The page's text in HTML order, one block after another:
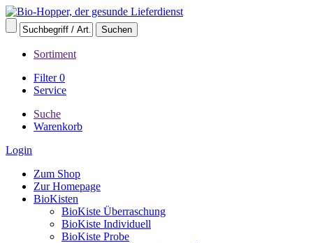
Sortiment
Filter0
Service
Suche
Warenkorb
Login
Zum Shop
Zur Homepage
BioKisten
BioKiste Überraschung
BioKiste Individuell
BioKiste Probe